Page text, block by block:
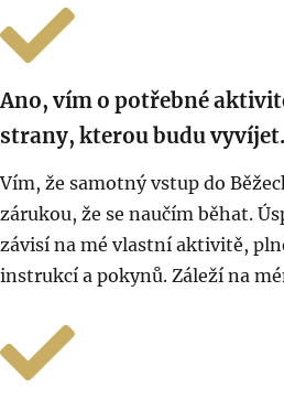
Ano, vím o potřebné
strany, kterou budu vyvíjet.
Vím, že samotný vstup do
zárukou, že se naučím běhat.
závisí na mé vlastní aktivitě,
instrukcí a pokynů. Záleží na